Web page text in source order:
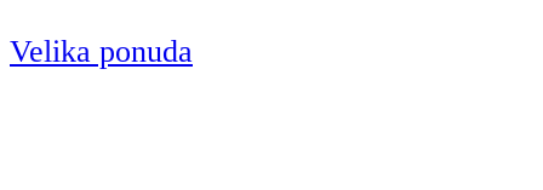
Velika ponuda